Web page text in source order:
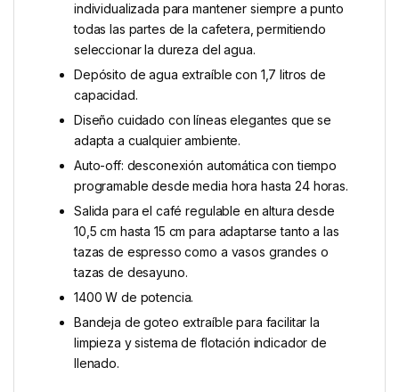
individualizada para mantener siempre a punto
todas las partes de la cafetera, permitiendo
seleccionar la dureza del agua.
Depósito de agua extraíble con 1,7 litros de
capacidad.
Diseño cuidado con líneas elegantes que se
adapta a cualquier ambiente.
Auto-off: desconexión automática con tiempo
programable desde media hora hasta 24 horas.
Salida para el café regulable en altura desde
10,5 cm hasta 15 cm para adaptarse tanto a las
tazas de espresso como a vasos grandes o
tazas de desayuno.
1400 W de potencia.
Bandeja de goteo extraíble para facilitar la
limpieza y sistema de flotación indicador de
llenado.